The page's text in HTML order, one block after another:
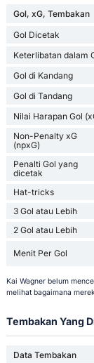
Gol, xG, Tembakan
Gol Dicetak
Keterlibatan dalam
Gol di Kandang
Gol di Tandang
Nilai Harapan Gol
Non-Penalty xG
(npxG)
Penalti Gol yang
dicetak
Hat-tricks
3 Gol atau Lebih
2 Gol atau Lebih
Menit Per Gol
Kai Wagner belum
melihat bagaimana
Tembakan Yang
Data Tembakan